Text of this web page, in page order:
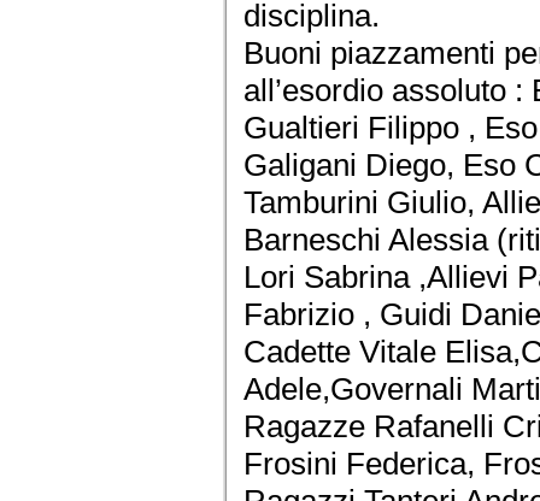
disciplina.
Buoni piazzamenti
all’esordio assoluto
Gualtieri Filippo ,
Galigani Diego, Eso
Tamburini Giulio,
Barneschi Alessia
Lori Sabrina ,Allievi
Fabrizio , Guidi
Cadette Vitale
Adele,Governali
Ragazze Rafanelli
Frosini Federica,